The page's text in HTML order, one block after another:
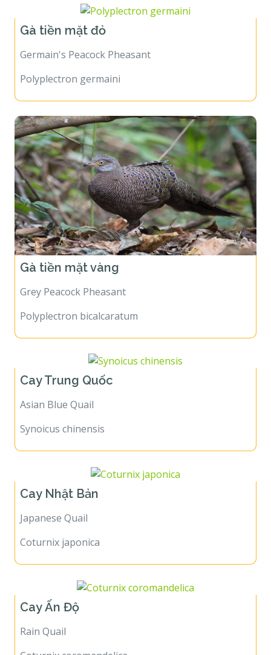
Gà tiền mặt đỏ
Germain's Peacock Pheasant
Polyplectron germaini
Gà tiền mặt vàng
Grey Peacock Pheasant
Polyplectron bicalcaratum
Cay Trung Quốc
Asian Blue Quail
Synoicus chinensis
Cay Nhật Bản
Japanese Quail
Coturnix japonica
Cay Ấn Độ
Rain Quail